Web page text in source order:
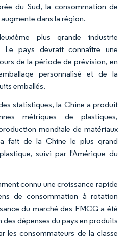
du Sud, la consommation de
dans la région.
plus grande industrie
Le pays devrait connaître une
de la période de prévision, en
personnalisé et de la
emballés.
statistiques, la Chine a produit
métriques de plastiques,
mondiale de matériaux
fait de la Chine le plus grand
suivi par l'Amérique du
connu une croissance rapide
de consommation à rotation
du marché des FMCG a été
dépenses du pays en produits
les consommateurs de la classe